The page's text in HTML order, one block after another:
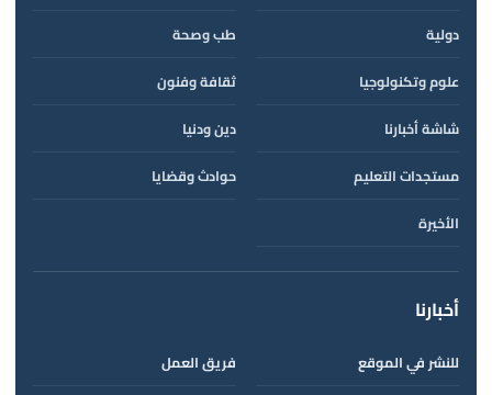
دولية
طب وصحة
علوم وتكنولوجيا
ثقافة وفنون
شاشة أخبارنا
دين ودنيا
مستجدات التعليم
حوادث وقضايا
الأخيرة
أخبارنا
للنشر في الموقع
فريق العمل